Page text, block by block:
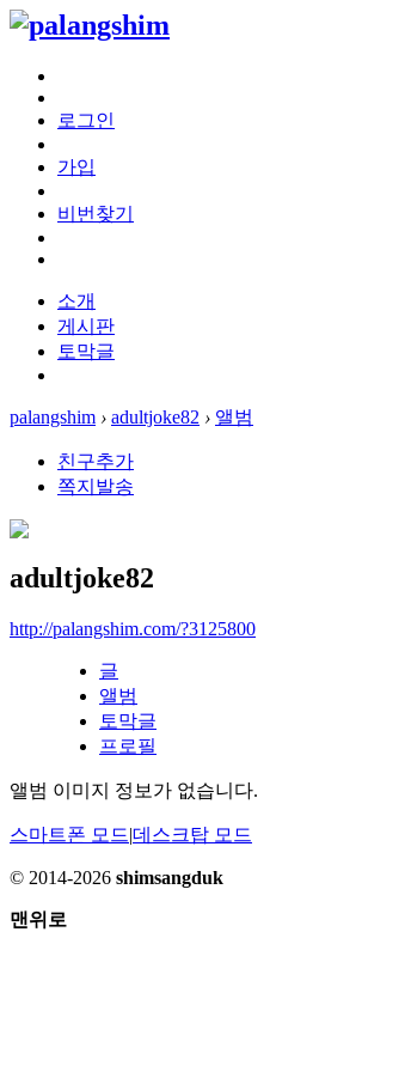
로그인
가입
비번찾기
소개
게시판
토막글
palangshim › adultjoke82 › 앨범
친구추가
쪽지발송
adultjoke82
http://palangshim.com/?3125800
글
앨범
토막글
프로필
앨범 이미지 정보가 없습니다.
스마트폰 모드|데스크탑 모드
© 2014-2026 shimsangduk
맨위로